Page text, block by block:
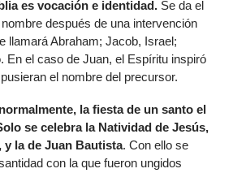
es vocación e identidad. Se da el
después de una intervención
llamará Abraham; Jacob, Israel;
En el caso de Juan, el Espíritu inspiró
el nombre del precursor.
la fiesta de un santo el
se celebra la Natividad de Jesús,
y la de Juan Bautista. Con ello se
con la que fueron ungidos